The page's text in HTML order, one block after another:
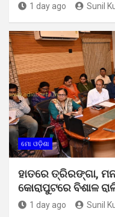
1 day ago Sunil
ମୋ ଓଡ଼ିଶା
ହାତରେ ତ୍ରିରଙ୍ଗା,
କୋରାପୁଟରେ ବିଶାଳ
1 day ago Sunil